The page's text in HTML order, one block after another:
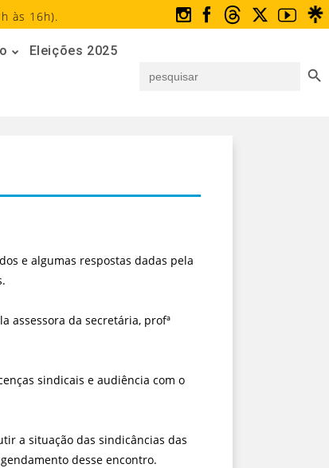
às 16h).
Eleições 2025
for:
e algumas respostas dadas pela
assessora da secretária, profª
sindicais e audiência com o
a situação das sindicâncias das
desse encontro.